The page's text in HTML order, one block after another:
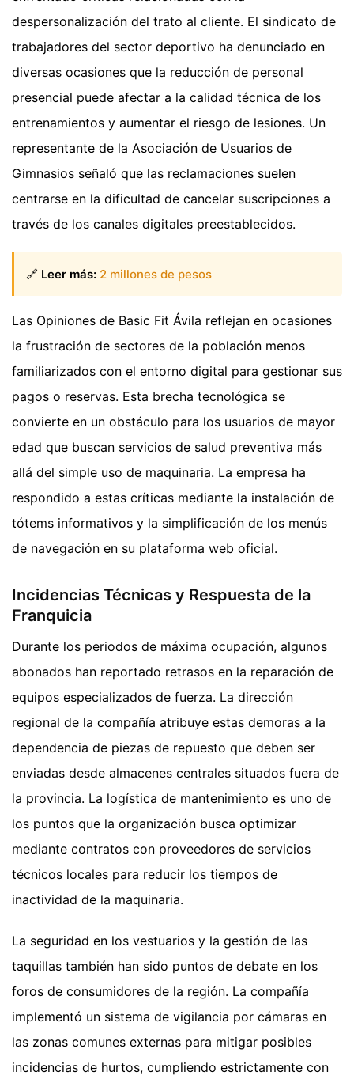
despersonalización del trato al cliente. El sindicato de
trabajadores del sector deportivo ha denunciado en
diversas ocasiones que la reducción de personal
presencial puede afectar a la calidad técnica de los
entrenamientos y aumentar el riesgo de lesiones. Un
representante de la Asociación de Usuarios de
Gimnasios señaló que las reclamaciones suelen
centrarse en la dificultad de cancelar suscripciones a
través de los canales digitales preestablecidos.
🔗 Leer más: 2 millones de pesos
Las Opiniones de Basic Fit Ávila reflejan en ocasiones
la frustración de sectores de la población menos
familiarizados con el entorno digital para gestionar sus
pagos o reservas. Esta brecha tecnológica se
convierte en un obstáculo para los usuarios de mayor
edad que buscan servicios de salud preventiva más
allá del simple uso de maquinaria. La empresa ha
respondido a estas críticas mediante la instalación de
tótems informativos y la simplificación de los menús
de navegación en su plataforma web oficial.
Incidencias Técnicas y Respuesta de la
Franquicia
Durante los periodos de máxima ocupación, algunos
abonados han reportado retrasos en la reparación de
equipos especializados de fuerza. La dirección
regional de la compañía atribuye estas demoras a la
dependencia de piezas de repuesto que deben ser
enviadas desde almacenes centrales situados fuera de
la provincia. La logística de mantenimiento es uno de
los puntos que la organización busca optimizar
mediante contratos con proveedores de servicios
técnicos locales para reducir los tiempos de
inactividad de la maquinaria.
La seguridad en los vestuarios y la gestión de las
taquillas también han sido puntos de debate en los
foros de consumidores de la región. La compañía
implementó un sistema de vigilancia por cámaras en
las zonas comunes externas para mitigar posibles
incidencias de hurtos, cumpliendo estrictamente con